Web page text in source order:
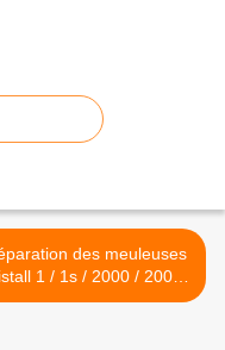
des meuleuses
1 / 1s / 2000 / 2000s
>